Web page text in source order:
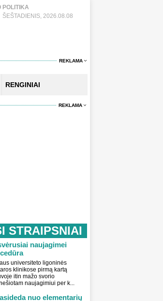
POLITIKA
ŠEŠTADIENIS, 2026.08.08
REKLAMA
RENGINIAI
REKLAMA
STRAIPSNIAI
naujagimei
universiteto ligoninės
klinikose pirmą kartą
itin mažo svorio
naujagimiui per k...
nuo elementarių